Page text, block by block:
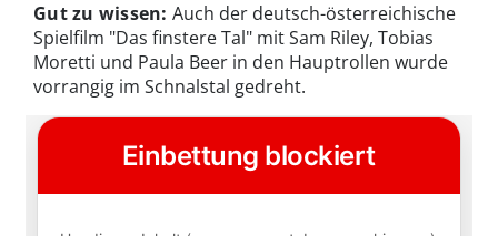
Gut zu wissen: Auch der deutsch-österreichische
Spielfilm "Das finstere Tal" mit Sam Riley, Tobias
Moretti und Paula Beer in den Hauptrollen wurde
vorrangig im Schnalstal gedreht.